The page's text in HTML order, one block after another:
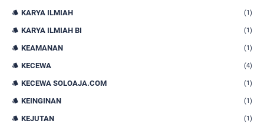
KARYA ILMIAH (1)
KARYA ILMIAH BI (1)
KEAMANAN (1)
KECEWA (4)
KECEWA SOLOAJA.COM (1)
KEINGINAN (1)
KEJUTAN (1)